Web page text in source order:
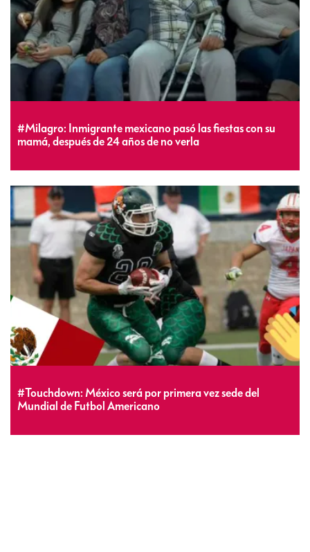
#Milagro: Inmigrante mexicano pasó las fiestas con su
mamá, después de 24 años de no verla
#Touchdown: México será por primera vez sede del
Mundial de Futbol Americano